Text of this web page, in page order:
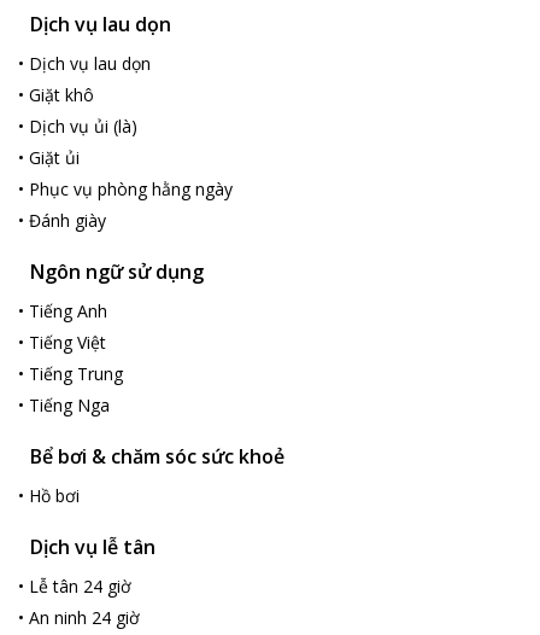
Dịch vụ lau dọn
• Dịch vụ lau dọn
• Giặt khô
• Dịch vụ ủi (là)
• Giặt ủi
• Phục vụ phòng hằng ngày
• Đánh giày
Ngôn ngữ sử dụng
• Tiếng Anh
• Tiếng Việt
• Tiếng Trung
• Tiếng Nga
Bể bơi & chăm sóc sức khoẻ
• Hồ bơi
Dịch vụ lễ tân
• Lễ tân 24 giờ
• An ninh 24 giờ